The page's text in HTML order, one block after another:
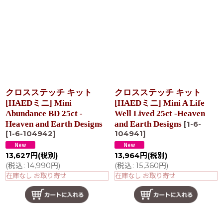
クロスステッチ キット
[HAEDミニ] Mini
Abundance BD 25ct -
Heaven and Earth Designs
[1-6-104942]
13,627 円 (税別)
(税込: 14,990円)
在庫なし お取り寄せ
クロスステッチ キット
[HAEDミニ] Mini A Life
Well Lived 25ct -Heaven
and Earth Designs [1-6-
104941]
13,964 円 (税別)
(税込: 15,360円)
在庫なし お取り寄せ